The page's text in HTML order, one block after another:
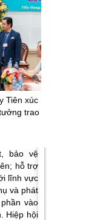
Tiên xúc
trao
bảo vệ
hỗ trợ
lĩnh vực
và phát
vào
Hiệp hội